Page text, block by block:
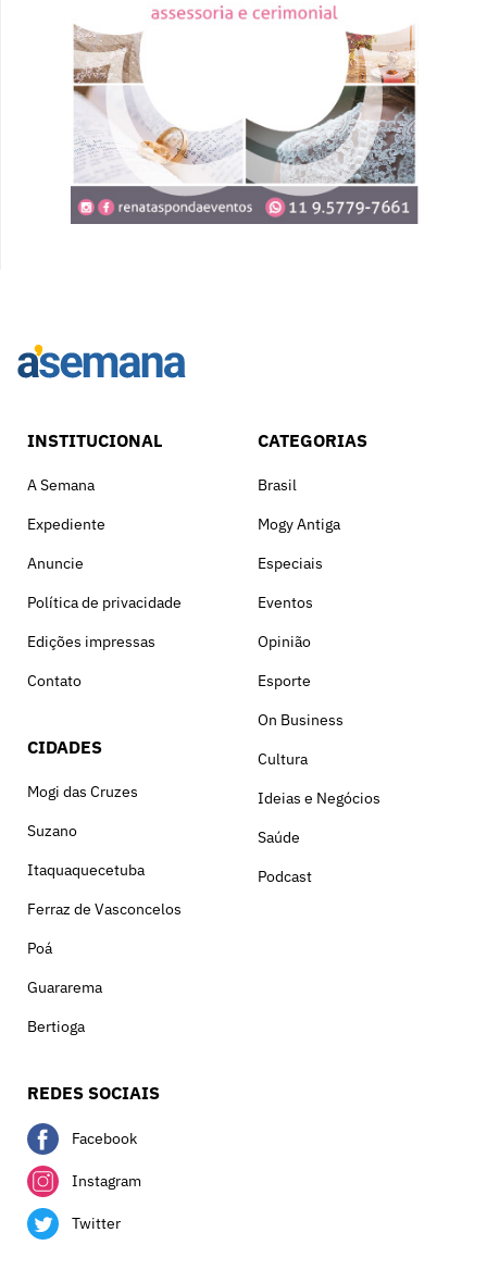
INSTITUCIONAL
A Semana
Expediente
Anuncie
Política de privacidade
Edições impressas
Contato
CIDADES
Mogi das Cruzes
Suzano
Itaquaquecetuba
Ferraz de Vasconcelos
Poá
Guararema
Bertioga
CATEGORIAS
Brasil
Mogy Antiga
Especiais
Eventos
Opinião
Esporte
On Business
Cultura
Ideias e Negócios
Saúde
Podcast
REDES SOCIAIS
Facebook
Instagram
Twitter